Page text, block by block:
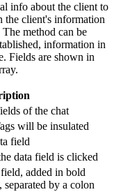
info about the client to
client's information
method can be
information in
Fields are shown in
of the chat
will be insulated
field
data field is clicked
added in bold
by a colon